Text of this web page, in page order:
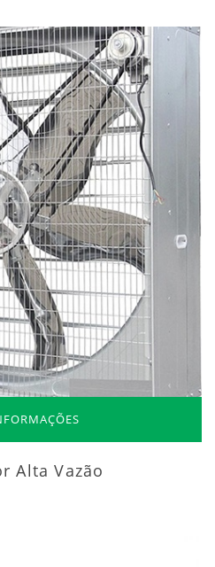
Alta Vazão